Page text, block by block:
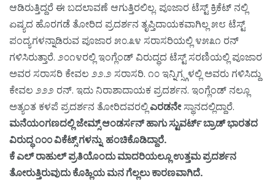
ಆಡಿರುತ್ತಿದ್ದರೆ ಈ ಬದಲಾವಣೆ ಆಗುತ್ತಿರಲಿಲ್ಲ. ಪೂಜಾರ ಟೆಸ್ಟ್ ಕ್ರಿಕೆಟ್ ನಲ್ಲಿ
ಏಷ್ಯದ ಹೊರಗಡೆ ತೋರಿದ ಪ್ರದರ್ಶನ ತೃಪ್ತಿದಾಯಕವಾಗಿಲ್ಲ ೫೮ ಟೆಸ್ಟ್
ಪಂದ್ಯಗಳನ್ನಾಡಿರುವ ಪೂಜಾರ ೫೦.೩೪ ಸರಾಸರಿಯಲ್ಲಿ ೪೫೩೧ ರನ್
ಗಳಿಸಿರುತ್ತಾರೆ. ೨೦೧೪ರಲ್ಲಿ ಇಂಗ್ಲೆಂಡ್ ವಿರುದ್ಧದ ಟೆಸ್ಟ್ ಸರಣಿಯಲ್ಲಿ ಪೂಜಾರ
ಅವರ ಸರಾಸರಿ ಕೇವಲ ೨೨.೨ ಸರಾಸರಿ. ೧೦ ಇನ್ನಿಗ್ಸ್ಗಳಲ್ಲಿ ಅವರು ಗಳಿಸಿದ್ದು
ಕೇವಲ ೨೨೨ ರನ್. ಇದು ನಿರಾಶಾದಾಯಕ ಪ್ರದರ್ಶನ. ಇಂಗ್ಲೆಂಡ್ ನಲ್ಲೂ
ಅತ್ಯಂತ ಕಳಪೆ ಪ್ರದರ್ಶನ ತೋರಿದವರಲ್ಲಿಎರಡನೇಸ್ಥಾನದಲ್ಲಿದ್ದಾರೆ.
ಮನೆಯಂಗಣದಲ್ಲಿ ಜೇಮ್ಸ್ ಆಂಡರ್ಸನ್ ಹಾಗು ಸ್ಟುವರ್ಟ್ ಬ್ರಾಡ್ ಭಾರತದ
ವಿರುದ್ಧ ೧೦೦ ವಿಕೆಟ್ಸ್ ಗಳನ್ನು ಹಂಚಿಕೊಡಿದ್ದಾರೆ.
ಕೆ ಎಲ್ ರಾಹುಲ್ ಪ್ರತಿಯೊಂದು ಮಾದರಿಯಲ್ಲೂ ಉತ್ತಮ ಪ್ರದರ್ಶನ
ತೋರುತ್ತಿರುವುದು ಕೊಹ್ಲಿಯ ಮನ ಗೆಲ್ಲಲು ಕಾರಣವಾಗಿದೆ.